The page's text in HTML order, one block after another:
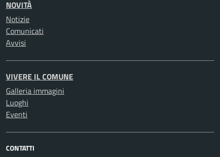
NOVITÀ
Notizie
Comunicati
Avvisi
VIVERE IL COMUNE
Galleria immagini
Luoghi
Eventi
CONTATTI